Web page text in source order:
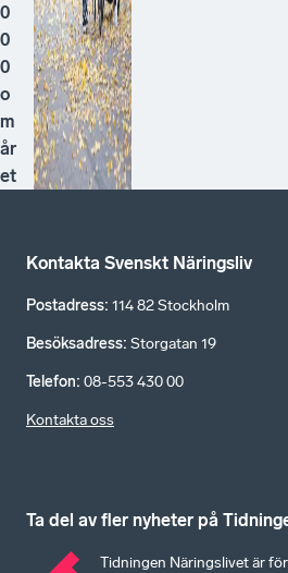
0
0
0
o
m
år
et
Kontakta Svenskt Näringsliv
Postadress: 114 82 Stockholm
Besöksadress: Storgatan 19
Telefon: 08-553 430 00
Kontakta oss
Ta del av fler nyheter på
Tidningen Näringslivet är